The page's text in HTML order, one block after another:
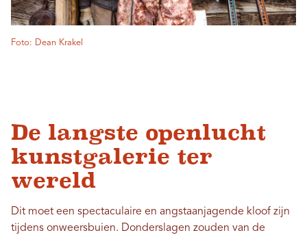
Foto: Dean Krakel
De langste openlucht
kunstgalerie ter
wereld
Dit moet een spectaculaire en angstaanjagende kloof zijn
tijdens onweersbuien. Donderslagen zouden van de